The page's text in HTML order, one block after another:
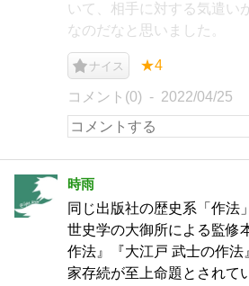
いて、相手に対する気遣い
なのだなと思いました。
ナイス ★4
コメント(0) 2022/04/25
時雨
同じ出版社の歴史系「作法
世史学の大御所による監修
作法』『大江戸 武士の作法
家存続が至上命題とされて